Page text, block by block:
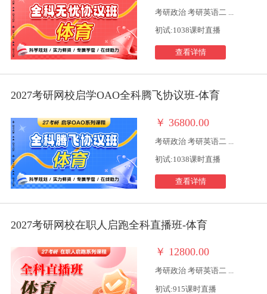
考研政治 考研英语二 ...
初试:1038课时直播
查看详情
2027考研网校启学OAO全科腾飞协议班-体育
￥ 36800.00
考研政治 考研英语二 ...
初试:1038课时直播
查看详情
2027考研网校在职人启跑全科直播班-体育
￥ 12800.00
考研政治 考研英语二 ...
初试:915课时直播